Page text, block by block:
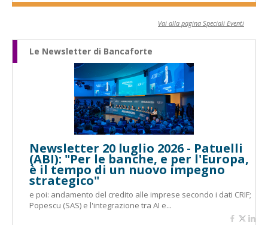
Vai alla pagina Speciali Eventi
Le Newsletter di Bancaforte
Newsletter 20 luglio 2026 - Patuelli
(ABI): "Per le banche, e per l'Europa,
è il tempo di un nuovo impegno
strategico"
e poi: andamento del credito alle imprese secondo i dati CRIF;
Popescu (SAS) e l'integrazione tra AI e...